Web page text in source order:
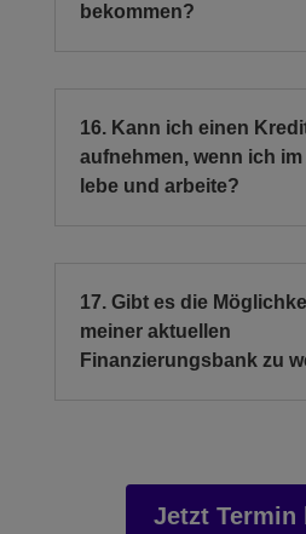
bekommen?
16. Kann ich einen
aufnehmen, wenn ich im
lebe und arbeite?
17. Gibt es die
meiner aktuellen
Finanzierungsbank zu
Jetzt Termin